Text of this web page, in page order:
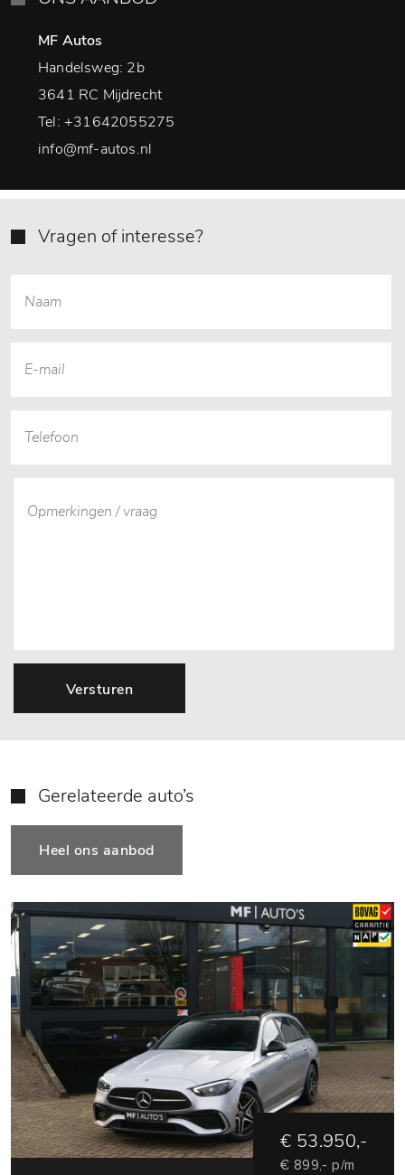
MF Autos
Handelsweg: 2b
3641 RC Mijdrecht
Tel: +31642055275
info@mf-autos.nl
Vragen of interesse?
Versturen
Gerelateerde auto’s
Heel ons aanbod
€ 53.950,-
€ 899,- p/m